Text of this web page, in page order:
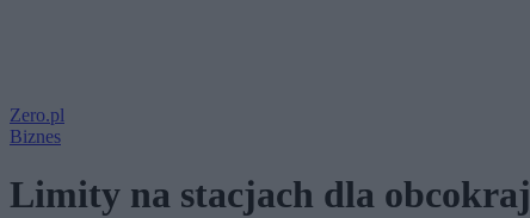
Zero.pl
Biznes
Limity na stacjach dla